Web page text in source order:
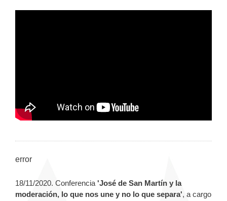
error
18/11/2020. Conferencia 'José de San Martín y la
moderación, lo que nos une y no lo que separa', a cargo